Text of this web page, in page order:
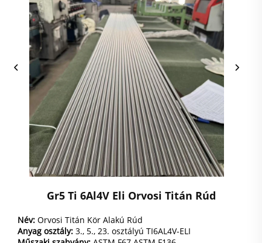
Gr5 Ti 6Al4V Eli Orvosi Titán Rúd
Név: Orvosi Titán Kör Alakú Rúd
Anyag osztály: 3., 5., 23. osztályú TI6AL4V-ELI